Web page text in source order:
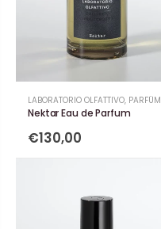
LABORATORIO OLFATTIVO, PARFÜM
Nektar Eau de Parfum
€130,00